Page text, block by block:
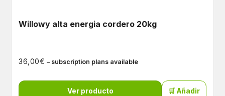
Willowy alta energia cordero 20kg
36,00€ – subscription plans available
Ver producto 🛒 Añadir